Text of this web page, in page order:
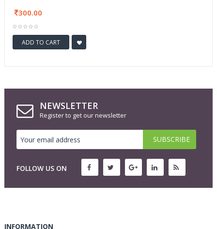
300.00
ADD TO CART
NEWSLETTER
Register to get our newsletter
FOLLOW US ON
INFORMATION